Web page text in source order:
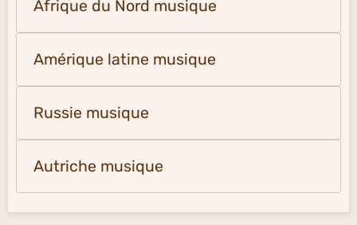
Afrique du Nord musique
Amérique latine musique
Russie musique
Autriche musique